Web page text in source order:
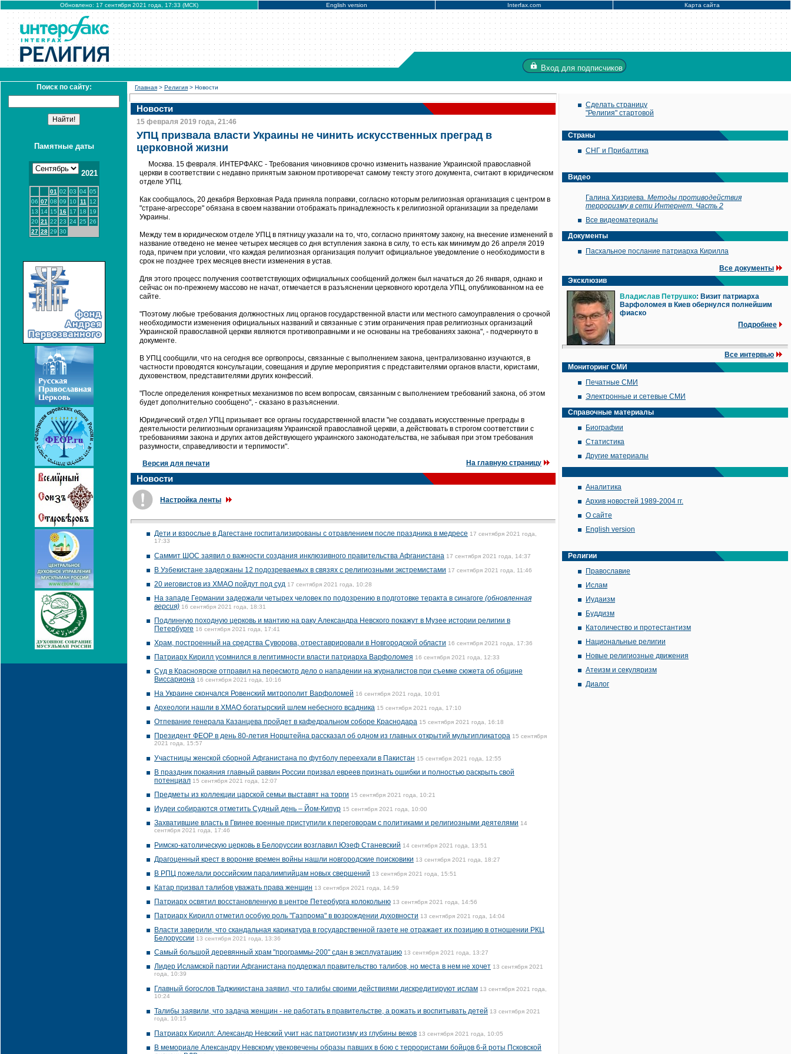
Обновлено: 17 сентября 2021 года, 17:33 (МСК) English version Interfax.com Карта сайта
Вход для подписчиков
Поиск по сайту:
Памятные даты
2021
01 02 03 04 05
06 07 08 09 10 11
12
13 14 15 16 17 18
19
20 21 22 23 24 25 26
27 28 29 30
Главная > Религия > Новости
Новости
15 февраля 2019 года, 21:46
УПЦ призвала власти Украины не чинить искусственных преград в
церковной жизни
Москва. 15 февраля. ИНТЕРФАКС - Требования чиновников срочно изменить название Украинской православной
церкви в соответствии с недавно принятым законом противоречат самому тексту этого документа, считают в юридическом
отделе УПЦ.
Как сообщалось, 20 декабря Верховная Рада приняла поправки, согласно которым религиозная организация с центром в
"стране-агрессоре" обязана в своем названии отображать принадлежность к религиозной организации за пределами
Украины.
Между тем в юридическом отделе УПЦ в пятницу указали на то, что, согласно принятому закону, на внесение изменений в
название отведено не менее четырех месяцев со дня вступления закона в силу, то есть как минимум до 26 апреля 2019
года, причем при условии, что каждая религиозная организация получит официальное уведомление о необходимости в
срок не позднее трех месяцев внести изменения в устав.
Для этого процесс получения соответствующих официальных сообщений должен был начаться до 26 января, однако и
сейчас он по-прежнему массово не начат, отмечается в разъяснении церковного юротдела УПЦ, опубликованном на ее
сайте.
"Поэтому любые требования должностных лиц органов государственной власти или местного самоуправления о срочной
необходимости изменения официальных названий и связанные с этим ограничения прав религиозных организаций
Украинской православной церкви являются противоправными и не основаны на требованиях закона", - подчеркнуто в
документе.
В УПЦ сообщили, что на сегодня все оргвопросы, связанные с выполнением закона, централизованно изучаются, в
частности проводятся консультации, совещания и другие мероприятия с представителями органов власти, юристами,
духовенством, представителями других конфессий.
"После определения конкретных механизмов по всем вопросам, связанным с выполнением требований закона, об этом
будет дополнительно сообщено", - сказано в разъяснении.
Юридический отдел УПЦ призывает все органы государственной власти "не создавать искусственные преграды в
деятельности религиозным организациям Украинской православной церкви, а действовать в строгом соответствии с
требованиями закона и других актов действующего украинского законодательства, не забывая при этом требования
разумности, справедливости и терпимости".
Версия для печати На главную страницу
Новости
Настройка ленты
Дети и взрослые в Дагестане госпитализированы с отравлением после праздника в медресе 17 сентября 2021 года,
17:33
Саммит ШОС заявил о важности создания инклюзивного правительства Афганистана 17 сентября 2021 года, 14:37
В Узбекистане задержаны 12 подозреваемых в связях с религиозными экстремистами 17 сентября 2021 года, 11:46
20 иеговистов из ХМАО пойдут под суд 17 сентября 2021 года, 10:28
На западе Германии задержали четырех человек по подозрению в подготовке теракта в синагоге (обновленная
версия) 16 сентября 2021 года, 18:31
Подлинную походную церковь и мантию на раку Александра Невского покажут в Музее истории религии в
Петербурге 16 сентября 2021 года, 17:41
Храм, построенный на средства Суворова, отреставрировали в Новгородской области 16 сентября 2021 года, 17:36
Патриарх Кирилл усомнился в легитимности власти патриарха Варфоломея 16 сентября 2021 года, 12:33
Суд в Красноярске отправил на пересмотр дело о нападении на журналистов при съемке сюжета об общине
Виссариона 16 сентября 2021 года, 10:16
На Украине скончался Ровенский митрополит Варфоломей 16 сентября 2021 года, 10:01
Археологи нашли в ХМАО богатырский шлем небесного всадника 15 сентября 2021 года, 17:10
Отпевание генерала Казанцева пройдет в кафедральном соборе Краснодара 15 сентября 2021 года, 16:18
Президент ФЕОР в день 80-летия Норштейна рассказал об одном из главных открытий мультипликатора 15 сентября
2021 года, 15:57
Участницы женской сборной Афганистана по футболу переехали в Пакистан 15 сентября 2021 года, 12:55
В праздник покаяния главный раввин России призвал евреев признать ошибки и полностью раскрыть свой
потенциал 15 сентября 2021 года, 12:07
Предметы из коллекции царской семьи выставят на торги 15 сентября 2021 года, 10:21
Иудеи собираются отметить Судный день – Йом-Кипур 15 сентября 2021 года, 10:00
Захватившие власть в Гвинее военные приступили к переговорам с политиками и религиозными деятелями 14
сентября 2021 года, 17:46
Римско-католическую церковь в Белоруссии возглавил Юзеф Станевский 14 сентября 2021 года, 13:51
Драгоценный крест в воронке времен войны нашли новгородские поисковики 13 сентября 2021 года, 18:27
В РПЦ пожелали российским паралимпийцам новых свершений 13 сентября 2021 года, 15:51
Катар призвал талибов уважать права женщин 13 сентября 2021 года, 14:59
Патриарх освятил восстановленную в центре Петербурга колокольню 13 сентября 2021 года, 14:56
Патриарх Кирилл отметил особую роль "Газпрома" в возрождении духовности 13 сентября 2021 года, 14:04
Власти заверили, что скандальная карикатура в государственной газете не отражает их позицию в отношении РКЦ
Белоруссии 13 сентября 2021 года, 13:36
Самый большой деревянный храм "программы-200" сдан в эксплуатацию 13 сентября 2021 года, 13:27
Лидер Исламской партии Афганистана поддержал правительство талибов, но места в нем не хочет 13 сентября 2021
года, 10:39
Главный богослов Таджикистана заявил, что талибы своими действиями дискредитируют ислам 13 сентября 2021 года,
10:24
Талибы заявили, что задача женщин - не работать в правительстве, а рожать и воспитывать детей 13 сентября 2021
года, 10:15
Патриарх Кирилл: Александр Невский учит нас патриотизму из глубины веков 13 сентября 2021 года, 10:05
В мемориале Александру Невскому увековечены образы павших в бою с террористами бойцов 6-й роты Псковской
Сделать страницу
"Религия" стартовой
Страны
СНГ и Прибалтика
Видео
Галина Хизриева. Методы противодействия
терроризму в сети Интернет. Часть 2
Все видеоматериалы
Документы
Пасхальное послание патриарха Кирилла
Все документы
Эксклюзив
Владислав Петрушко: Визит патриарха
Варфоломея в Киев обернулся полнейшим
фиаско
Подробнее
Все интервью
Мониторинг СМИ
Печатные СМИ
Электронные и сетевые СМИ
Справочные материалы
Биографии
Статистика
Другие материалы
Аналитика
Архив новостей 1989-2004 гг.
О сайте
English version
Религии
Православие
Ислам
Иудаизм
Буддизм
Католичество и протестантизм
Национальные религии
Новые религиозные движения
Атеизм и секуляризм
Диалог